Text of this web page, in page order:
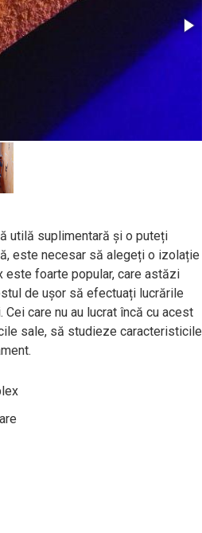
utilă suplimentară și o puteți
este necesar să alegeți o izolație
este foarte popular, care astăzi
de ușor să efectuați lucrările
care nu au lucrat încă cu acest
sale, să studieze caracteristicile